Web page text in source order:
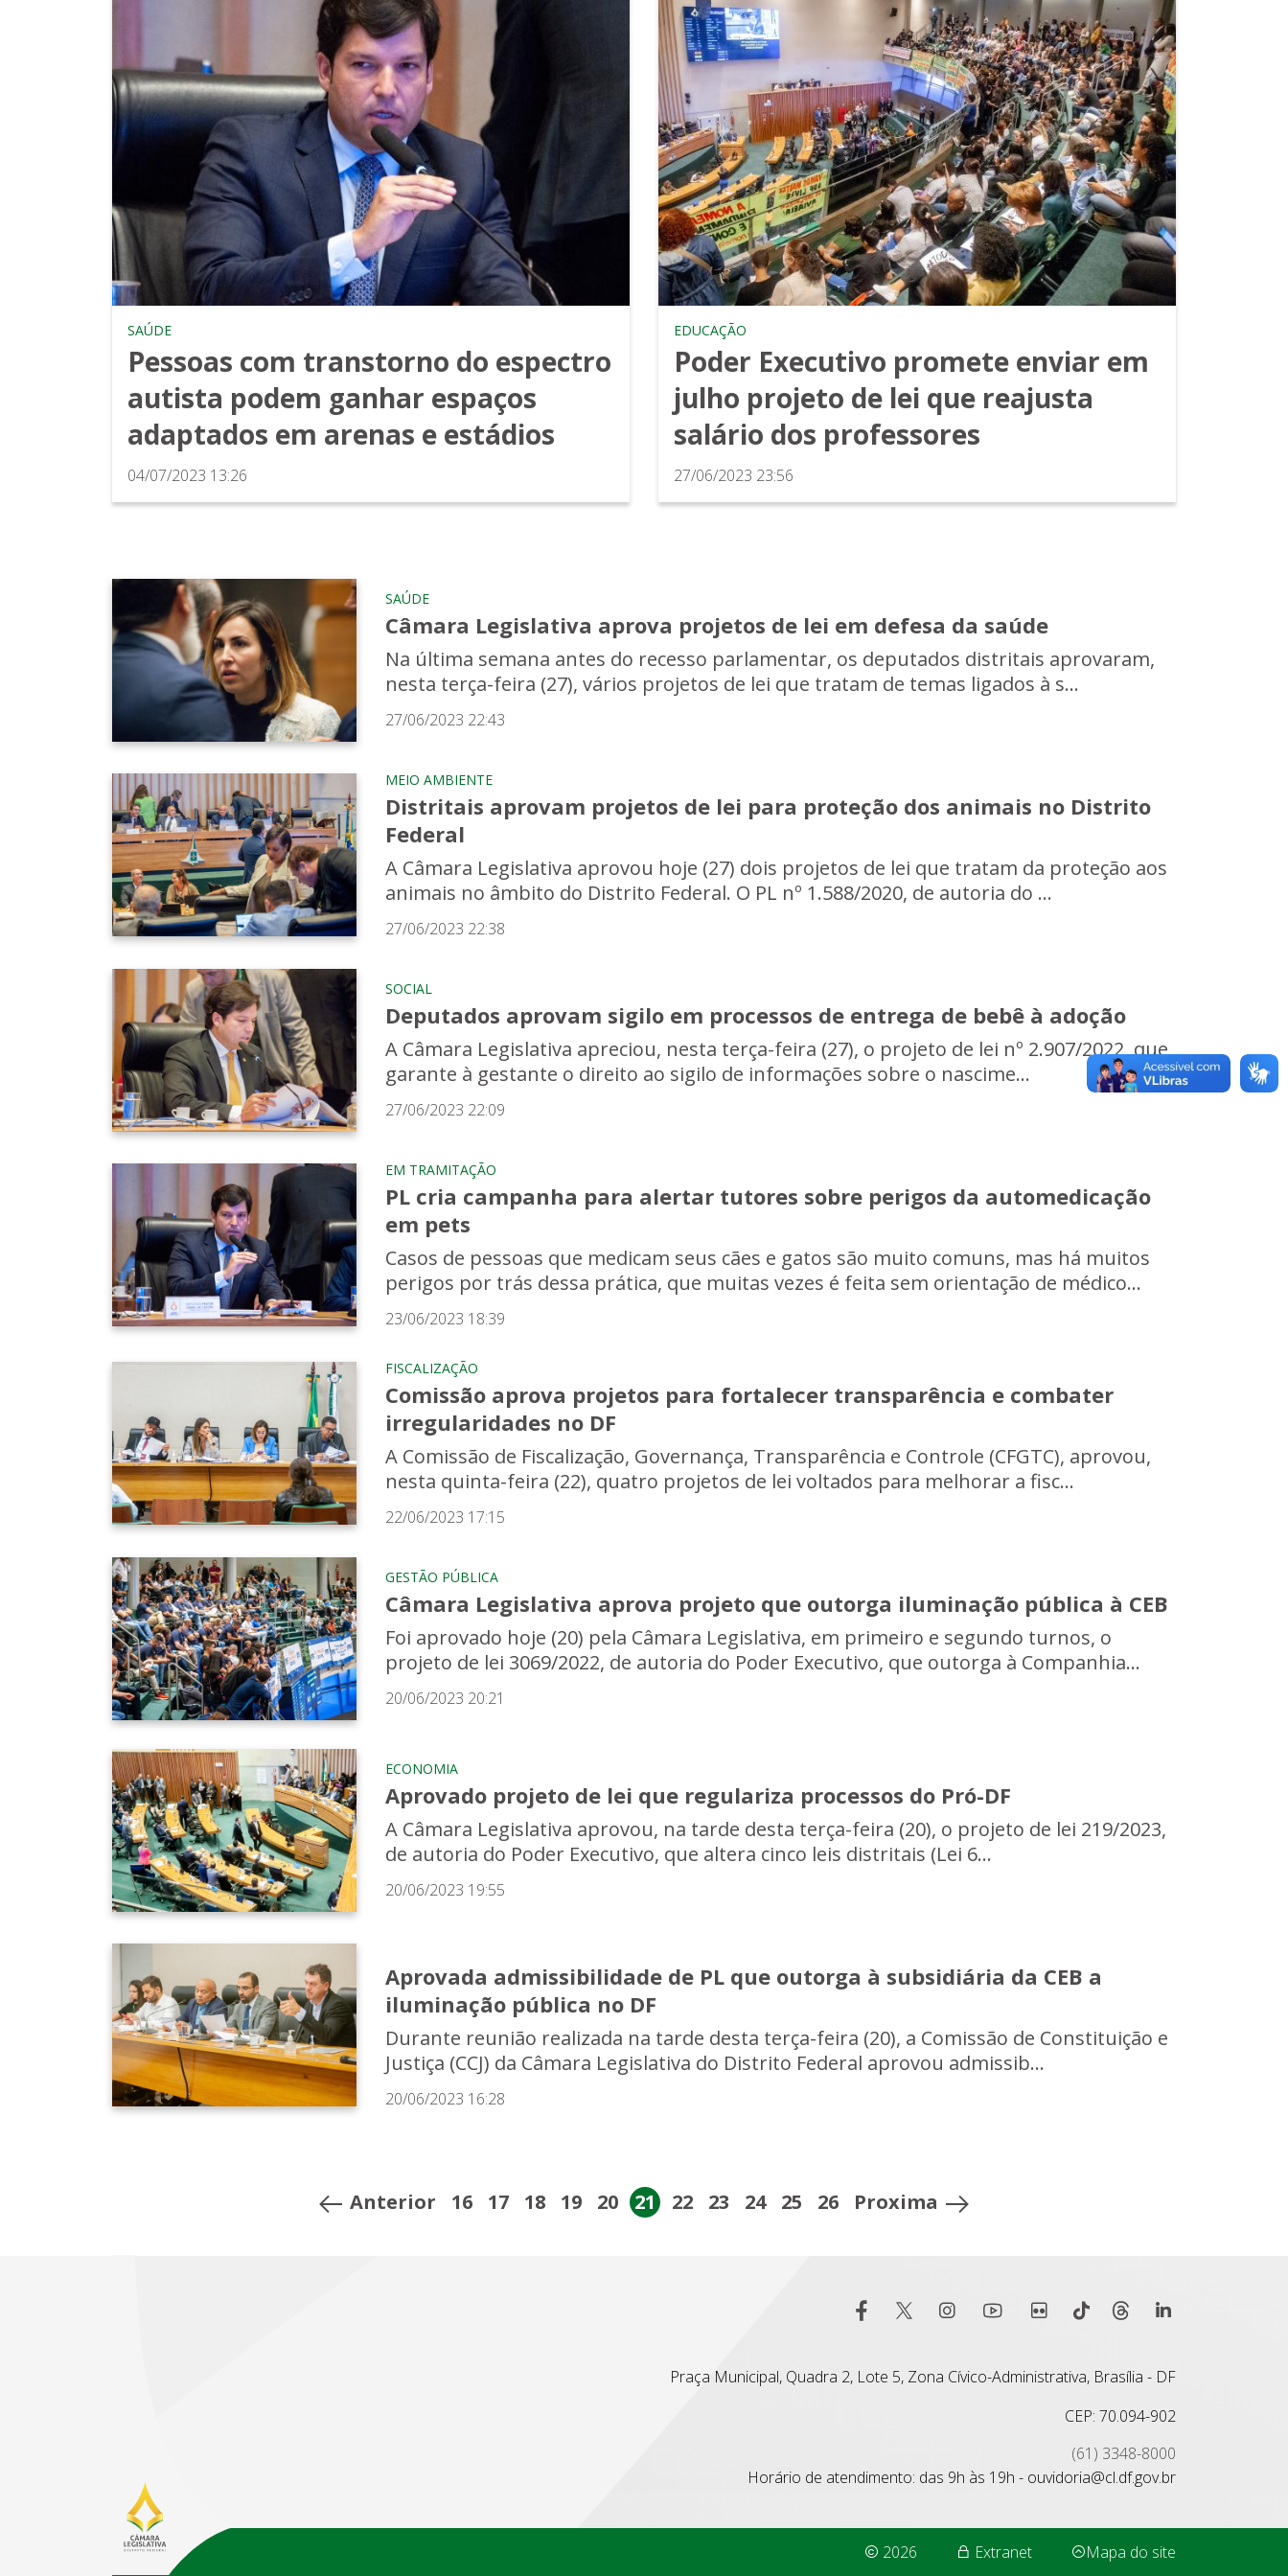
SAÚDE
Pessoas com transtorno do espectro
autista podem ganhar espaços
adaptados em arenas e estádios
04/07/2023 13:26
EDUCAÇÃO
Poder Executivo promete enviar em
julho projeto de lei que reajusta
salário dos professores
27/06/2023 23:56
SAÚDE
Câmara Legislativa aprova projetos de lei em defesa da saúde
Na última semana antes do recesso parlamentar, os deputados distritais aprovaram,
nesta terça-feira (27), vários projetos de lei que tratam de temas ligados à s...
27/06/2023 22:43
MEIO AMBIENTE
Distritais aprovam projetos de lei para proteção dos animais no Distrito
Federal
A Câmara Legislativa aprovou hoje (27) dois projetos de lei que tratam da proteção aos
animais no âmbito do Distrito Federal. O PL nº 1.588/2020, de autoria do ...
27/06/2023 22:38
SOCIAL
Deputados aprovam sigilo em processos de entrega de bebê à adoção
A Câmara Legislativa apreciou, nesta terça-feira (27), o projeto de lei nº 2.907/2022, que
garante à gestante o direito ao sigilo de informações sobre o nascime...
27/06/2023 22:09
EM TRAMITAÇÃO
PL cria campanha para alertar tutores sobre perigos da automedicação
em pets
Casos de pessoas que medicam seus cães e gatos são muito comuns, mas há muitos
perigos por trás dessa prática, que muitas vezes é feita sem orientação de médico...
23/06/2023 18:39
FISCALIZAÇÃO
Comissão aprova projetos para fortalecer transparência e combater
irregularidades no DF
A Comissão de Fiscalização, Governança, Transparência e Controle (CFGTC), aprovou,
nesta quinta-feira (22), quatro projetos de lei voltados para melhorar a fisc...
22/06/2023 17:15
GESTÃO PÚBLICA
Câmara Legislativa aprova projeto que outorga iluminação pública à CEB
Foi aprovado hoje (20) pela Câmara Legislativa, em primeiro e segundo turnos, o
projeto de lei 3069/2022, de autoria do Poder Executivo, que outorga à Companhia...
20/06/2023 20:21
ECONOMIA
Aprovado projeto de lei que regulariza processos do Pró-DF
A Câmara Legislativa aprovou, na tarde desta terça-feira (20), o projeto de lei 219/2023,
de autoria do Poder Executivo, que altera cinco leis distritais (Lei 6...
20/06/2023 19:55
Aprovada admissibilidade de PL que outorga à subsidiária da CEB a
iluminação pública no DF
Durante reunião realizada na tarde desta terça-feira (20), a Comissão de Constituição e
Justiça (CCJ) da Câmara Legislativa do Distrito Federal aprovou admissib...
20/06/2023 16:28
Anterior 16 17 18 19 20 21 22 23 24 25 26 Proxima
Praça Municipal, Quadra 2, Lote 5, Zona Cívico-Administrativa, Brasília - DF
CEP: 70.094-902
(61) 3348-8000
Horário de atendimento: das 9h às 19h - ouvidoria@cl.df.gov.br
2026 Extranet Mapa do site